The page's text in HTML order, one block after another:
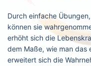
Durch einfache
können sie
erhöht sich die
dem Maße, wie man das
erweitert sich die